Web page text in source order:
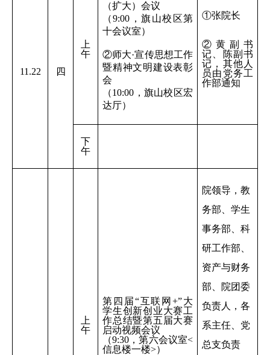
11.22 四
上
午
（扩大）会议
（9:00，旗山校区第
十会议室）
②师大·宣传思想工作
暨精神文明建设表彰
会
（10:00，旗山校区宏
达厅）
①张院长
②黄副书
记、陈副书
记，其他人
员由党务工
作部通知
下
午
上
午
第四届“互联网+”大
学生创新创业大赛工
作总结暨第五届大赛
启动视频会议
（9:30，第六会议室<
信息楼一楼>）
院领导，教
务部、学生
事务部、科
研工作部、
资产与财务
部、院团委
负责人，各
系主任、党
总支负责